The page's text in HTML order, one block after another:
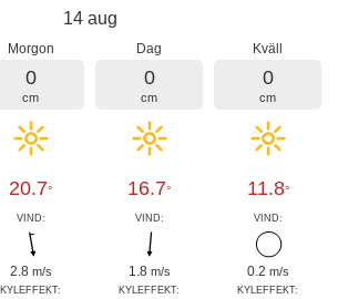
14 aug
Morgon
0
cm
20.7°
VIND:
2.8 m/s
KYLEFFEKT:
Dag
0
cm
16.7°
VIND:
1.8 m/s
KYLEFFEKT:
Kväll
0
cm
11.8°
VIND:
0.2 m/s
KYLEFFEKT: